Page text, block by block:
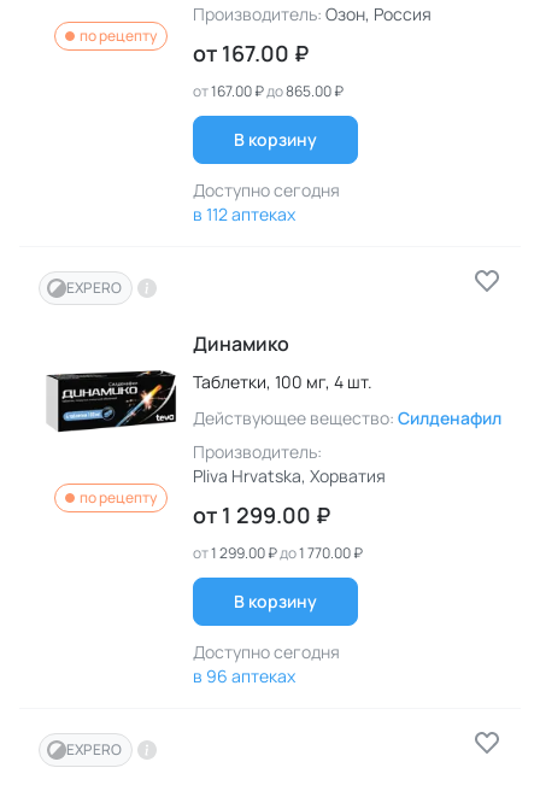
по рецепту
Производитель: Озон, Россия
от 167.00 ₽
от167.00 ₽до865.00 ₽
В корзину
Доступно сегодня
в 112 аптеках
EXPERO
по рецепту
Динамико
Таблетки, 100 мг, 4 шт.
Действующее вещество: Силденафил
Производитель:
Pliva Hrvatska, Хорватия
от 1 299.00 ₽
от1 299.00 ₽до1 770.00 ₽
В корзину
Доступно сегодня
в 96 аптеках
EXPERO